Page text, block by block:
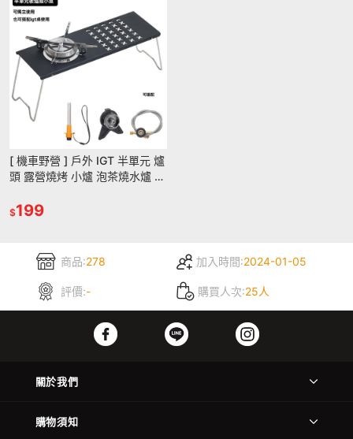
[ 機車野營 ] 戶外 IGT 半單元 爐
頭 露營燒烤 小爐 泡茶燒水爐 家
$199
商品:278 加入時間:2024-01-05
評價:- 購買人次:25人
關於我們
購物須知